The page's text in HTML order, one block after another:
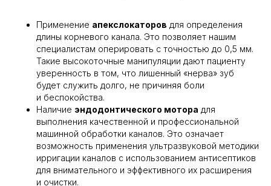
Применение апекслокаторов для определения
длины корневого канала. Это позволяет нашим
специалистам оперировать с точностью до 0,5 мм.
Такие высокоточные манипуляции дают пациенту
уверенность в том, что лишенный «нерва» зуб
будет служить долго, не причиняя боли
и беспокойства.
Наличие эндодонтического мотора для
выполнения качественной и профессиональной
машинной обработки каналов. Это означает
возможность применения ультразвуковой методики
ирригации каналов с использованием антисептиков
для внимательного и эффективного их расширения
и очистки.